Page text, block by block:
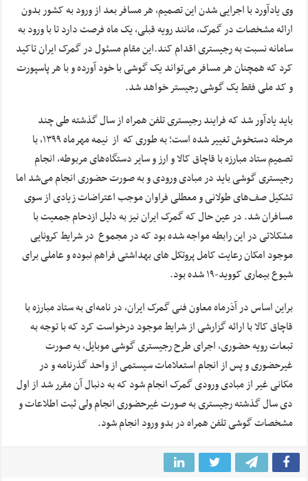
وی یادآورد با اجرایی شدن این تصمیم، هر مسافر بعد از ورود به کشور بدون
ارائه مشخصات در گمرک، مانند رویه قبلی، یک ماه فرصت دارد تا با ورود به
سامانه نسبت به رجیستری اقدام کند.این مقام مسئول در گمرک ایران تاکید
کرد که همچنان هر مسافر می‌تواند یک گوشی با خود آورده و با هر پاسپورت
و کد ملی فقط یک گوشی رجیستر خواهد شد.
باید یادآور شد که فرایند رجیستری تلفن همراه از سال گذشته طی چند
مرحله دستخوش تغییر شده است؛ به طوری که از نیمه مهرماه ۱۳۹۹، با
تصمیم ستاد مبارزه با قاچاق کالا و ارز و سایر دستگاه‌های مربوطه، انجام
رجیستری گوشی باید در مبادی ورودی و به صورت حضوری انجام می‌شد اما
تشکیل صف‌های طولانی و معطلی فراوان موجب اعتراضات زیادی از سوی
مسافران شد. در عین حال که گمرک ایران نیز به دلیل ازدحام جمعیت با
مشکلاتی در این رابطه مواجه شده بود که در مجموع در شرایط کرونایی
موجود امکان رعایت کامل پروتکل های بهداشتی فراهم نبوده و عاملی برای
شیوع بیماری کووید-۱۹ شده بود.
براین اساس در آذرماه معاون فنی گمرک ایران، در نامه‌ای به ستاد مبارزه با
قاچاق کالا با ارائه گزارشی از شرایط موجود درخواست کرد که با توجه به
تبعات رویه حضوری، اجرای طرح رجیستری گوشی موبایل، به صورت
غیرحضوری و پس از انجام استعلامات سیستمی از واحد گذرنامه و در
مکانی غیر از مبادی ورودی گمرک انجام شود که به دنبال آن مقرر شد از اول
دی‌ سال گذشته رجیستری به صورت غیرحضوری انجام ولی ثبت اطلاعات و
مشخصات گوشی تلفن همراه در بدو ورود انجام شود.